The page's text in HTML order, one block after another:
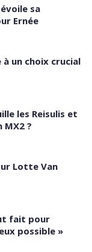
sa
Ernée
un choix crucial
les Reisulis et
?
Lotte Van
fait pour
possible »